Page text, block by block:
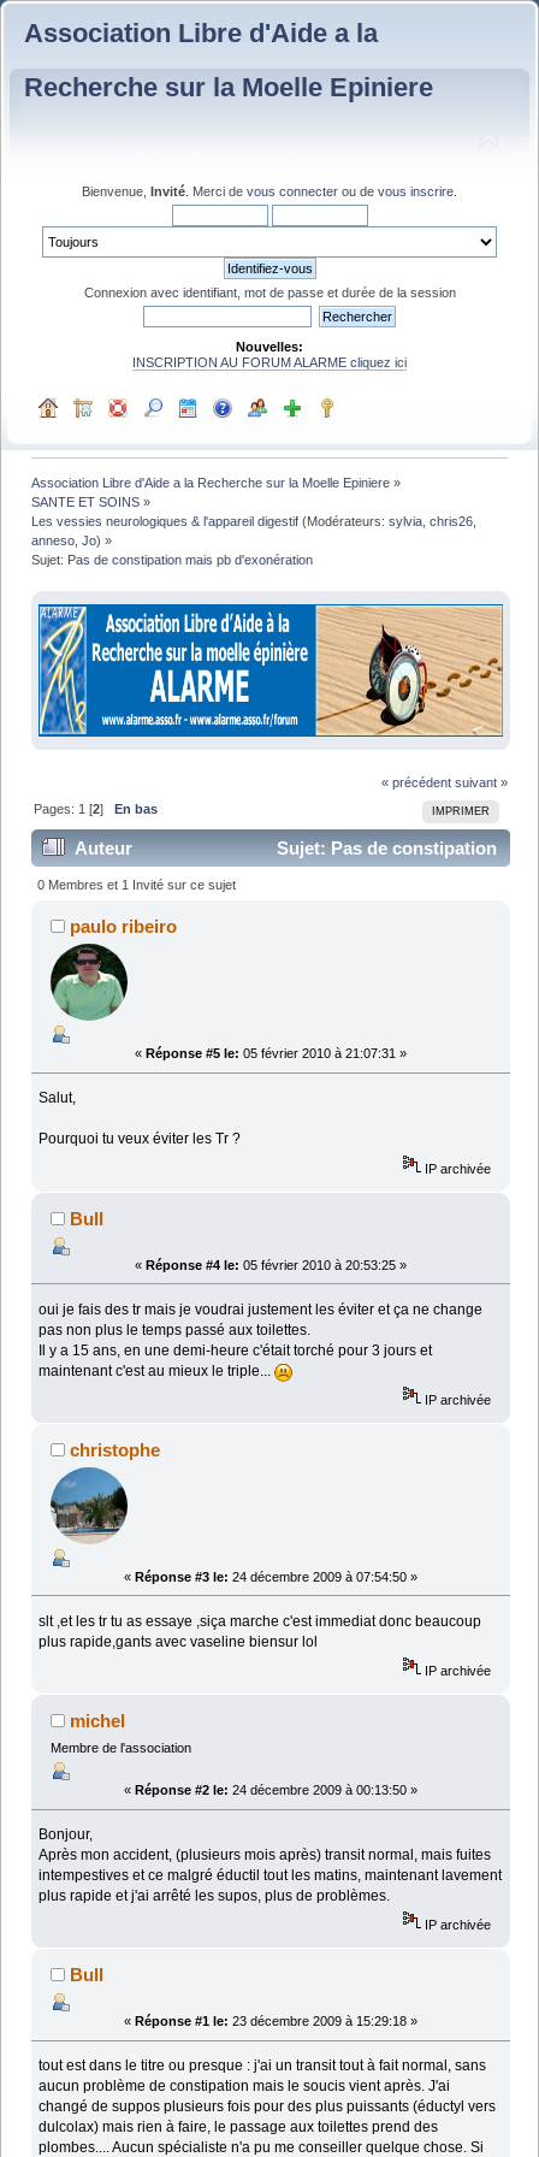
Association Libre d'Aide a la
Recherche sur la Moelle Epiniere
Bienvenue, Invité . Merci de vous connecter ou de vous inscrire
Connexion avec identifiant, mot de passe et durée de la session
Nouvelles:
INSCRIPTION AU FORUM ALARME cliquez ici
Association Libre d'Aide a la Recherche sur la Moelle Epiniere »
SANTE ET SOINS »
Les vessies neurologiques & l'appareil digestif (Modérateurs:sylvia ,chris26
anneso ,Jo) »
Sujet: Pas de constipation mais pb d'exonération
« précédent suivant »
IMPRIMER
Pages: 1 [2] En bas
Auteur
Sujet: Pas de constipation
mais pb d'exonération (Lu 33940 fois)
0 Membres et 1 Invité sur ce sujet
paulo ribeiro
« Réponse #5 le: 05 février 2010 à 21:07:31 »
Salut,
Pourquoi tu veux éviter les Tr ?
IP archivée
Bull
« Réponse #4 le: 05 février 2010 à 20:53:25 »
oui je fais des tr mais je voudrai justement les éviter et ça ne change
pas non plus le temps passé aux toilettes.
Il y a 15 ans, en une demi-heure c'était torché pour 3 jours et
maintenant c'est au mieux le triple...
IP archivée
christophe
« Réponse #3 le: 24 décembre 2009 à 07:54:50 »
slt ,et les tr tu as essaye ,siça marche c'est immediat donc beaucoup
plus rapide,gants avec vaseline biensur lol
IP archivée
michel
Membre de l'association
« Réponse #2 le: 24 décembre 2009 à 00:13:50 »
Bonjour,
Après mon accident, (plusieurs mois après) transit normal, mais fuites
intempestives et ce malgré éductil tout les matins, maintenant lavement
plus rapide et j'ai arrêté les supos, plus de problèmes.
IP archivée
Bull
« Réponse #1 le: 23 décembre 2009 à 15:29:18 »
tout est dans le titre ou presque : j'ai un transit tout à fait normal, sans
aucun problème de constipation mais le soucis vient après. J'ai
changé de suppos plusieurs fois pour des plus puissants (éductyl vers
dulcolax) mais rien à faire, le passage aux toilettes prend des
plombes.... Aucun spécialiste n'a pu me conseiller quelque chose. Si